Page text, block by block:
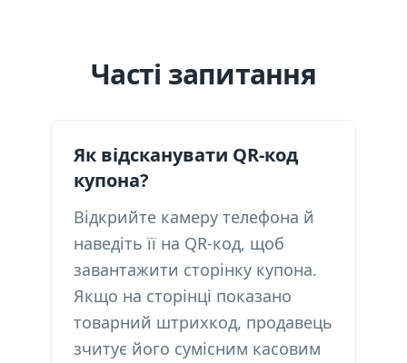
Часті запитання
Як відсканувати QR-код
купона?
Відкрийте камеру телефона й
наведіть її на QR-код, щоб
завантажити сторінку купона.
Якщо на сторінці показано
товарний штрихкод, продавець
зчитує його сумісним касовим